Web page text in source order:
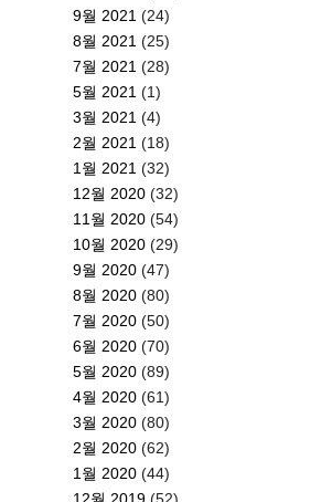
9월 2021 (24)
8월 2021 (25)
7월 2021 (28)
5월 2021 (1)
3월 2021 (4)
2월 2021 (18)
1월 2021 (32)
12월 2020 (32)
11월 2020 (54)
10월 2020 (29)
9월 2020 (47)
8월 2020 (80)
7월 2020 (50)
6월 2020 (70)
5월 2020 (89)
4월 2020 (61)
3월 2020 (80)
2월 2020 (62)
1월 2020 (44)
12월 2019 (52)